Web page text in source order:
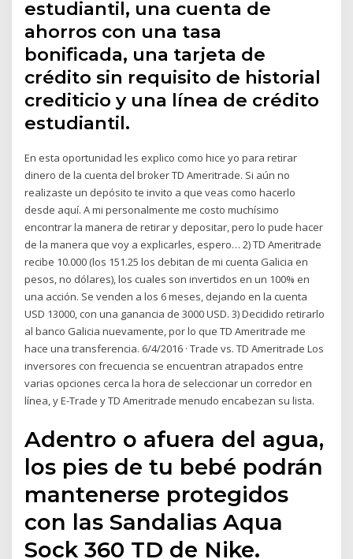
estudiantil, una cuenta de
ahorros con una tasa
bonificada, una tarjeta de
crédito sin requisito de historial
crediticio y una línea de crédito
estudiantil.
En esta oportunidad les explico como hice yo para retirar
dinero de la cuenta del broker TD Ameritrade. Si aún no
realizaste un depósito te invito a que veas como hacerlo
desde aquí. A mi personalmente me costo muchísimo
encontrar la manera de retirar y depositar, pero lo pude hacer
de la manera que voy a explicarles, espero… 2) TD Ameritrade
recibe 10.000 (los 151.25 los debitan de mi cuenta Galicia en
pesos, no dólares), los cuales son invertidos en un 100% en
una acción. Se venden a los 6 meses, dejando en la cuenta
USD 13000, con una ganancia de 3000 USD. 3) Decidido retirarlo
al banco Galicia nuevamente, por lo que TD Ameritrade me
hace una transferencia. 6/4/2016 · Trade vs. TD Ameritrade Los
inversores con frecuencia se encuentran atrapados entre
varias opciones cerca la hora de seleccionar un corredor en
línea, y E-Trade y TD Ameritrade menudo encabezan su lista.
Adentro o afuera del agua,
los pies de tu bebé podrán
mantenerse protegidos
con las Sandalias Aqua
Sock 360 TD de Nike.